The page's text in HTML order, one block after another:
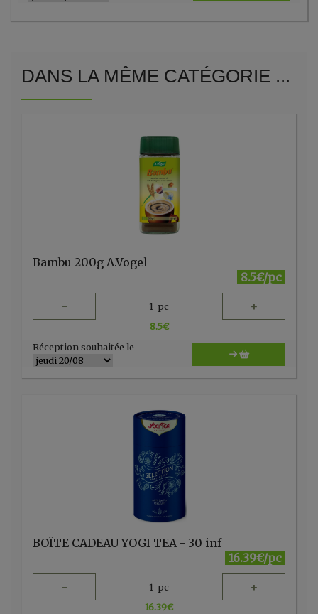
DANS LA MÊME CATÉGORIE ...
Bambu 200g A.Vogel
8.5€/pc
- 1 pc +
8.5€
Réception souhaitée le
BOÎTE CADEAU YOGI TEA - 30 inf
16.39€/pc
- 1 pc +
16.39€